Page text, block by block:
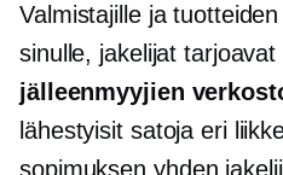
Valmistajille ja
sinulle, jakelijat tarjoavat
jälleenmyyjien
lähestyisit satoja eri
sopimuksen yhden